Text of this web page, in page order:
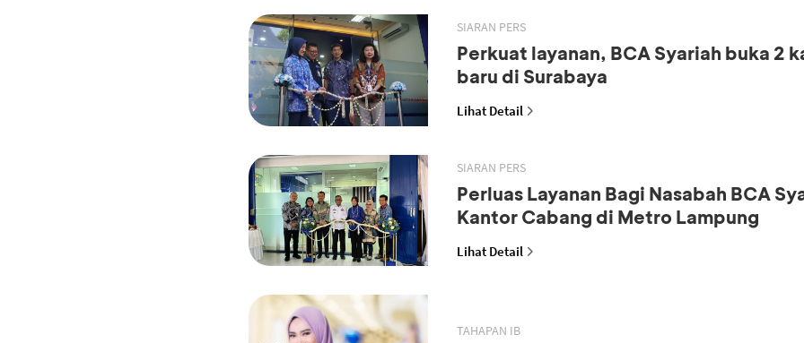
SIARAN PERS
Perkuat layanan, BCA Syariah buka 2
baru di Surabaya
Lihat Detail
SIARAN PERS
Perluas Layanan Bagi Nasabah BCA
Kantor Cabang di Metro Lampung
Lihat Detail
TAHAPAN IB